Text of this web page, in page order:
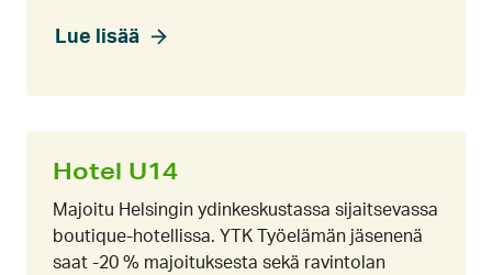
Lue lisää
Hotel U14
Majoitu Helsingin ydinkeskustassa sijaitsevassa
boutique-hotellissa. YTK Työelämän jäsenenä
saat -20 % majoituksesta sekä ravintolan